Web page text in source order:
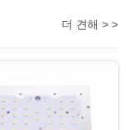
더 견해 > >